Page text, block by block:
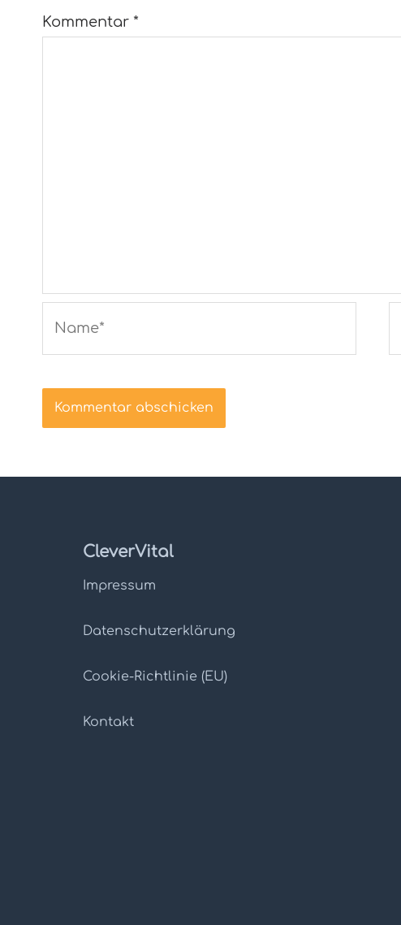
Kommentar *
CleverVital
Impressum
Datenschutz­erklärung
Cookie-Richtlinie (EU)
Kontakt